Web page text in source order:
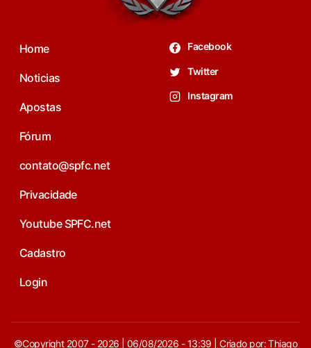
Home
Noticias
Apostas
Fórum
contato@spfc.net
Privacidade
Youtube SPFC.net
Cadastro
Login
Facebook
Twitter
Instagram
©Copyright 2007 - 2026 | 06/08/2026 - 13:39 | Criado por: Thiago